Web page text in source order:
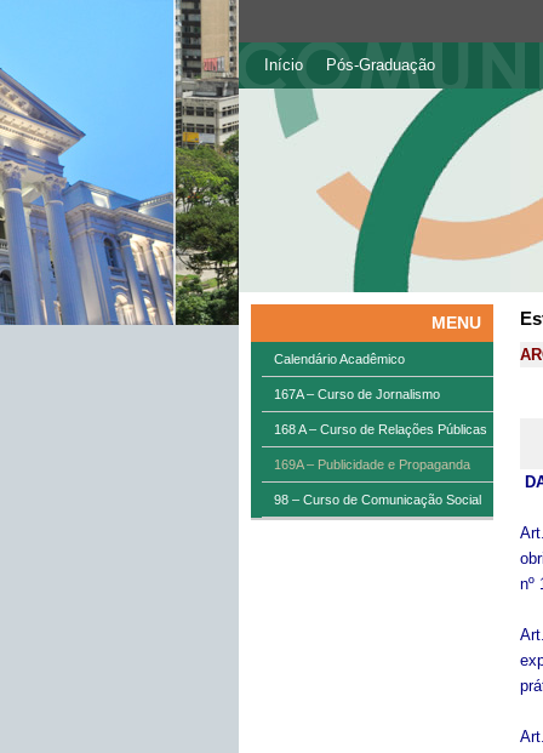
Início Pós-Graduação
MENU
Calendário Acadêmico
167A – Curso de Jornalismo
168 A – Curso de Relações Públicas
169A – Publicidade e Propaganda
98 – Curso de Comunicação Social
nº